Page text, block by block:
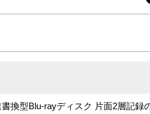
換型Blu-rayディスク 片面2層記